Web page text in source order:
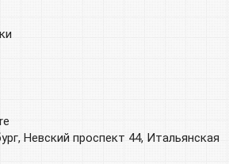
Невский проспект 44, Итальянская